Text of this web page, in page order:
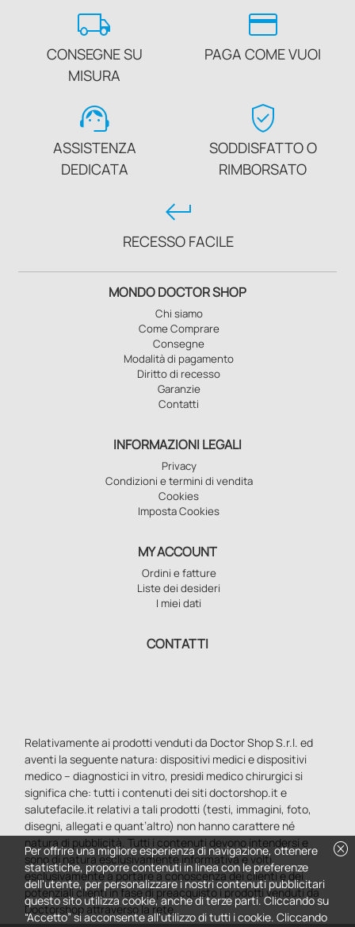
local_shipping
CONSEGNE SU
MISURA
credit_card
PAGA COME VUOI
support_agent
ASSISTENZA
DEDICATA
verified_user
SODDISFATTO O
RIMBORSATO
keyboard_return
RECESSO FACILE
MONDO DOCTOR SHOP
Chi siamo
Come Comprare
Consegne
Modalità di pagamento
Diritto di recesso
Garanzie
Contatti
INFORMAZIONI LEGALI
Privacy
Condizioni e termini di vendita
Cookies
Imposta Cookies
MY ACCOUNT
Ordini e fatture
Liste dei desideri
I miei dati
CONTATTI
Relativamente ai prodotti venduti da Doctor Shop S.r.l. ed
aventi la seguente natura: dispositivi medici e dispositivi
medico – diagnostici in vitro, presidi medico chirurgici si
significa che: tutti i contenuti dei siti doctorshop.it e
salutefacile.it relativi a tali prodotti (testi, immagini, foto,
disegni, allegati e quant’altro) non hanno carattere né
natura di pubblicità. Tutti i contenuti devono intendersi e
sono di natura esclusivamente informativa e volti
esclusivamente a portare a conoscenza dei clienti e dei
potenziali clienti in fase di preacquisto i prodotti venduti da
Doctorshop attraverso la rete.
cancel
Per offrire una migliore esperienza di navigazione, ottenere
statistiche, proporre contenuti in linea con le preferenze
dell'utente, per personalizzare i nostri contenuti pubblicitari
questo sito utilizza cookie, anche di terze parti. Cliccando su
“Accetto” si acconsente all'utilizzo di tutti i cookie. Cliccando